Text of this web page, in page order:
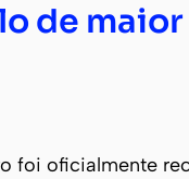
de
foi oficialmente